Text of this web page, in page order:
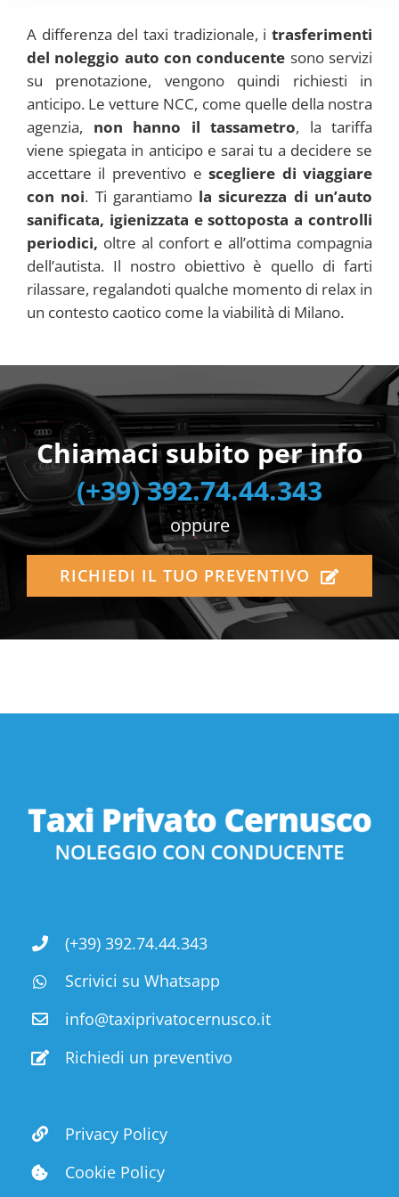
A differenza del taxi tradizionale, itrasferimenti
del noleggio auto con conducente sono servizi
su prenotazione, vengono quindi richiesti in
anticipo. Le vetture NCC, come quelle della nostra
agenzia, non hanno il tassametro, la tariffa
viene spiegata in anticipo e sarai tu a decidere se
accettare il preventivo escegliere di viaggiare
con noi. Ti garantiamola sicurezza di un’auto
sanificata, igienizzata e sottoposta a controlli
periodici, oltre al confort e all’ottima compagnia
dell’autista. Il nostro obiettivo è quello di farti
rilassare, regalandoti qualche momento di relax in
un contesto caotico come la viabilità di Milano.
Chiamaci subito per info
(+39) 392.74.44.343
oppure
RICHIEDI IL TUO PREVENTIVO
(+39) 392.74.44.343
Scrivici su Whatsapp
info@taxiprivatocernusco.it
Richiedi un preventivo
Privacy Policy
Cookie Policy